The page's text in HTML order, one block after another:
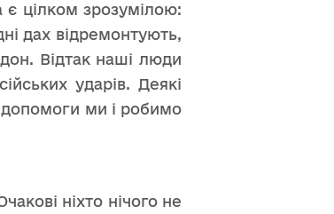
є цілком зрозумілою:
дах відремонтують,
Відтак наші люди
ударів. Деякі
допомоги ми і робимо
ніхто нічого не